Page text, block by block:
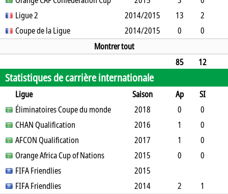
0
0 0 0 270
Ligue 2 2014/2015 13
2
2
11 0 0 0 937
Coupe de la Ligue 2014/2015 0
0
0 0
Montrer tout
85
12
9
37 1 1 11 2 0
Statistiques de carrière internationale
Ligue Saison Ap
SI
SO
B B A CJ CR Min
Éliminatoires Coupe du monde 2018 0
0
0
2 0 0
CHAN Qualification 2016 1
0
0
0 0 0 90
AFCON Qualification 2017 1
0
0
0 0 0 0 90
Orange Africa Cup of Nations 2015 0
0
0
4 0 0
FIFA Friendlies
2015
FIFA Friendlies
2014 2
1